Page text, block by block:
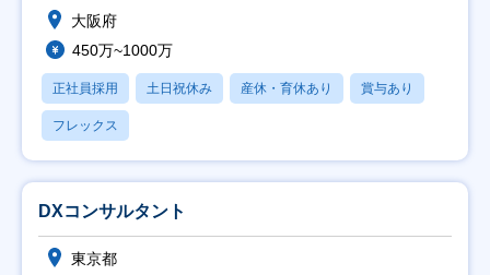
大阪府
450万~1000万
正社員採用 土日祝休み 産休・育休あり 賞与あり
フレックス
DXコンサルタント
東京都